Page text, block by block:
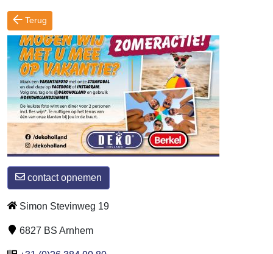
Terug
contact opnemen
Simon Stevinweg 19
6827 BS Arnhem